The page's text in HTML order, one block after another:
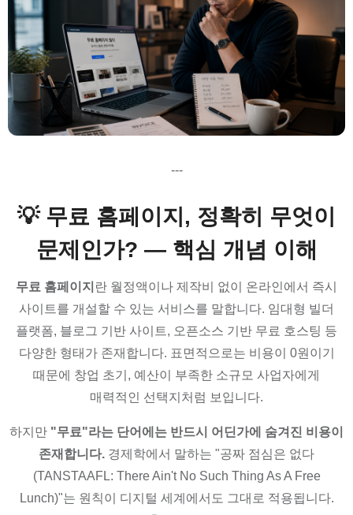
---
💡 무료 홈페이지, 정확히 무엇이
문제인가? — 핵심 개념 이해
무료 홈페이지 란 월정액이나 제작비 없이 온라인에서 즉시
사이트를 개설할 수 있는 서비스를 말합니다. 임대형 빌더
플랫폼, 블로그 기반 사이트, 오픈소스 기반 무료 호스팅 등
다양한 형태가 존재합니다. 표면적으로는 비용이 0원이기
때문에 창업 초기, 예산이 부족한 소규모 사업자에게
매력적인 선택지처럼 보입니다.
하지만 "무료"라는 단어에는 반드시 어딘가에 숨겨진 비용이
존재합니다. 경제학에서 말하는 "공짜 점심은 없다
(TANSTAAFL: There Ain't No Such Thing As A Free
Lunch)"는 원칙이 디지털 세계에서도 그대로 적용됩니다.